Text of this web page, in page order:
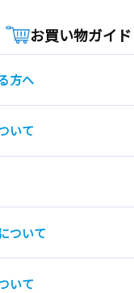
お買い物ガイド
方へ
いて
ついて
いて